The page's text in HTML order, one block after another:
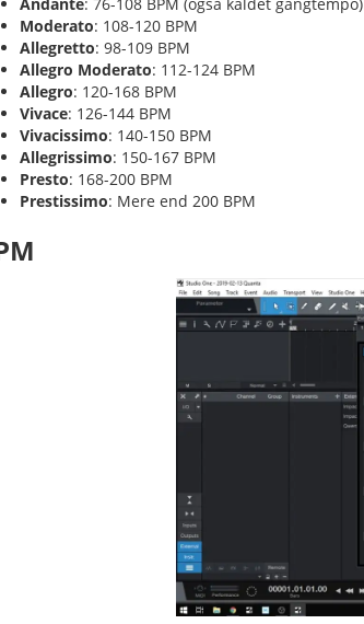
Andante: 76-108 BPM (også kaldet gangtempo)
Moderato: 108-120 BPM
Allegretto: 98-109 BPM
Allegro Moderato: 112-124 BPM
Allegro: 120-168 BPM
Vivace: 126-144 BPM
Vivacissimo: 140-150 BPM
Allegrissimo: 150-167 BPM
Presto: 168-200 BPM
Prestissimo: Mere end 200 BPM